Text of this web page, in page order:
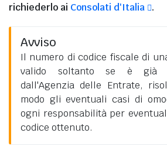
richiederlo ai Consolati d'Italia .
Avviso
Il numero di codice fiscale di
valido soltanto se è già
dall'Agenzia delle Entrate,
modo gli eventuali casi di
ogni responsabilità per
codice ottenuto.